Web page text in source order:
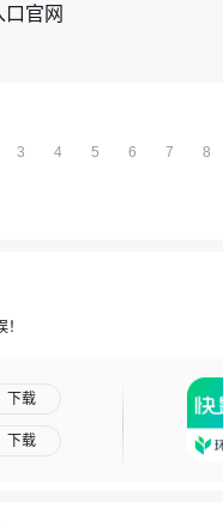
官网
3 4 5 6 7 8
下载
下载